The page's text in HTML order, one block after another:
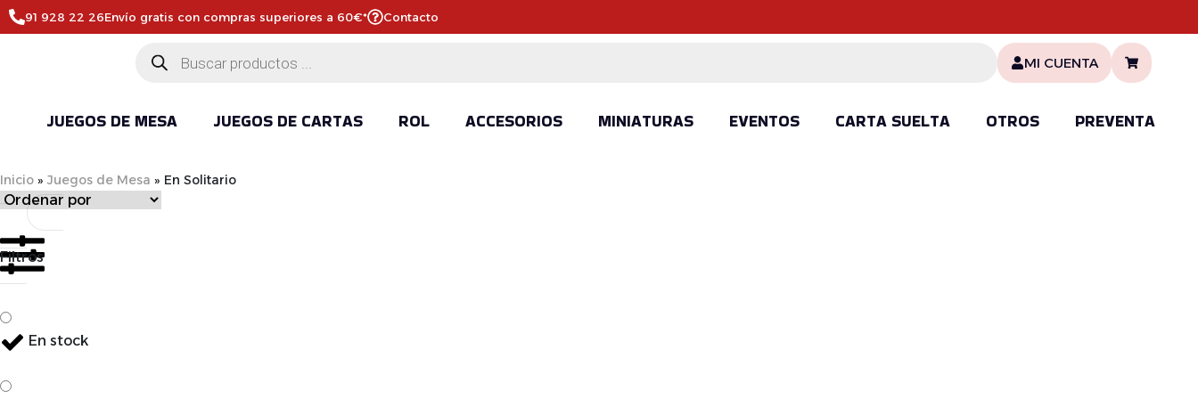
91 928 22 26Envío gratis con compras superiores a 60€* Contacto
MI CUENTA
JUEGOS DE MESA JUEGOS DE CARTAS ROL ACCESORIOS MINIATURAS EVENTOS CARTA SUELTA OTROS PREVENTA
Inicio » Juegos de Mesa » En Solitario
Filtros
En stock